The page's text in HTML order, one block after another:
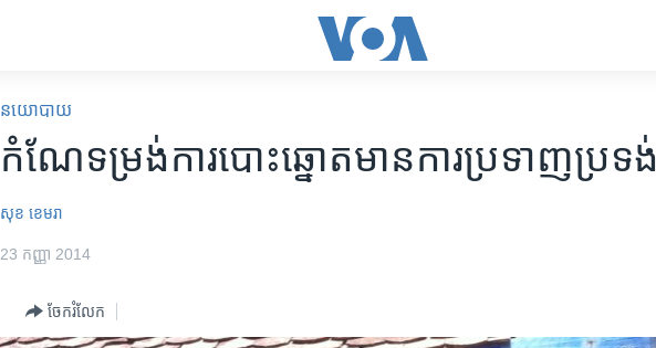
នយោបាយ
កំណែ​ទម្រង់​​ការ​បោះឆ្នោត​មាន​ការ​ប្រទាញ​ប្រទង់
សុខ ខេមរា
23 កញ្ញា 2014
ចែករំលែក